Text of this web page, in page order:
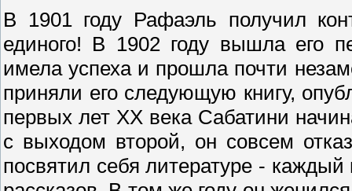
В 1901 году Рафаэль получил
единого! В 1902 году вышла его
имела успеха и прошла почти
приняли его следующую книгу,
первых лет XX века Сабатини
с выходом второй, он совсем
посвятил себя литературе -